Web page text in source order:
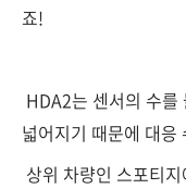
죠!
HDA2는 센서의 수를
넓어지기 때문에 대응
상위 차량인 스포티